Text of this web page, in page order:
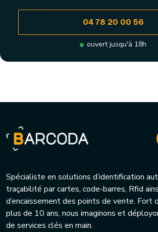
04 78 20 00 56
ouvert jusqu'à 18h
Spécialiste en solutions d’identification
traçabilité par cartes, code-barres, Rfid
d’encaissement des points de vente. Fort
plus de 10 ans, nous imaginons et
de services clés en main.